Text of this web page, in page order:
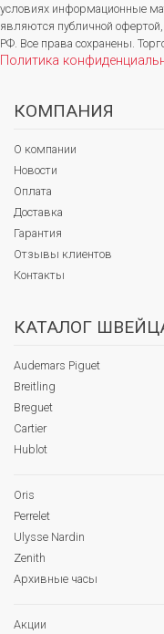
условиях информационные
являются публичной
РФ. Все права сохранены.
Политика
КОМПАНИЯ
О компании
Новости
Оплата
Доставка
Гарантия
Отзывы клиентов
Контакты
КАТАЛОГ
Audemars Piguet
Breitling
Breguet
Cartier
Hublot
Oris
Perrelet
Ulysse Nardin
Zenith
Архивные часы
Акции